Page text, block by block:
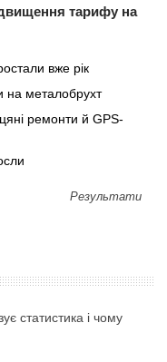
тарифу на
вже рік
на металобрухт
ремонти й GPS-
Результати
статистика і чому